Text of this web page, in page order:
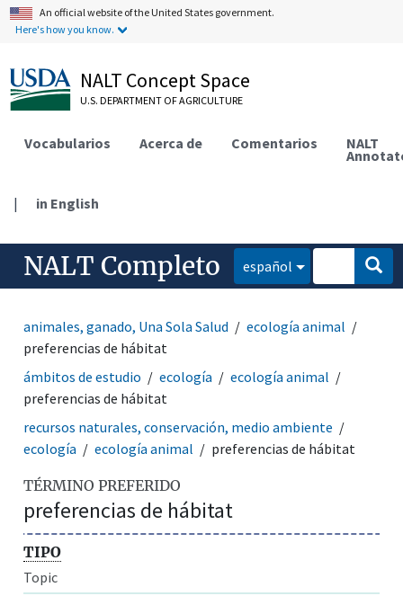
An official website of the United States government.
Here's how you know.
NALT Concept Space
U.S. DEPARTMENT OF AGRICULTURE
Vocabularios Acerca de Comentarios NALT
| in English
NALT Completo español
animales, ganado, Una Sola Salud
ecología animal
preferencias de hábitat
ámbitos de estudio
ecología
ecología animal
preferencias de hábitat
recursos naturales, conservación, medio ambiente
ecología
ecología animal preferencias de hábitat
TÉRMINO PREFERIDO
preferencias de hábitat
TIPO
Topic